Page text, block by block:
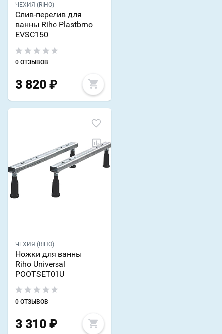
ЧЕХИЯ (RIHO)
Слив-перелив для
ванны Riho Plastbrno
EVSC150
0 ОТЗЫВОВ
3 820 ₽
ЧЕХИЯ (RIHO)
Ножки для ванны
Riho Universal
POOTSET01U
0 ОТЗЫВОВ
3 310 ₽